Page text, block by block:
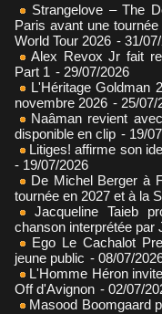
Strangelove – The
Paris avant une
World Tour 2026 - 31/
Alex Revox Jr fait
Part 1 - 29/07/2026
L'Héritage Goldman
novembre 2026 - 25/07/
Naâman revient
disponible en clip - 19/
Litiges! affirme son
- 19/07/2026
De Michel Berger à
tournée en 2027 et à la
Jacqueline Taieb
chanson interprétée par
Ego Le Cachalot
jeune public - 08/07/
L'Homme Héron
Off d'Avignon - 02/07/
Masood Boomgaard